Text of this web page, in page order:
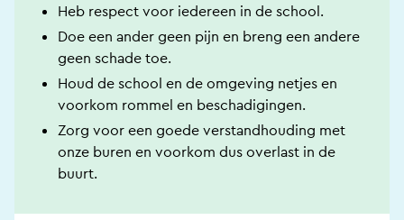
Heb respect voor iedereen in de school.
Doe een ander geen pijn en breng een andere
geen schade toe.
Houd de school en de omgeving netjes en
voorkom rommel en beschadigingen.
Zorg voor een goede verstandhouding met
onze buren en voorkom dus overlast in de
buurt.